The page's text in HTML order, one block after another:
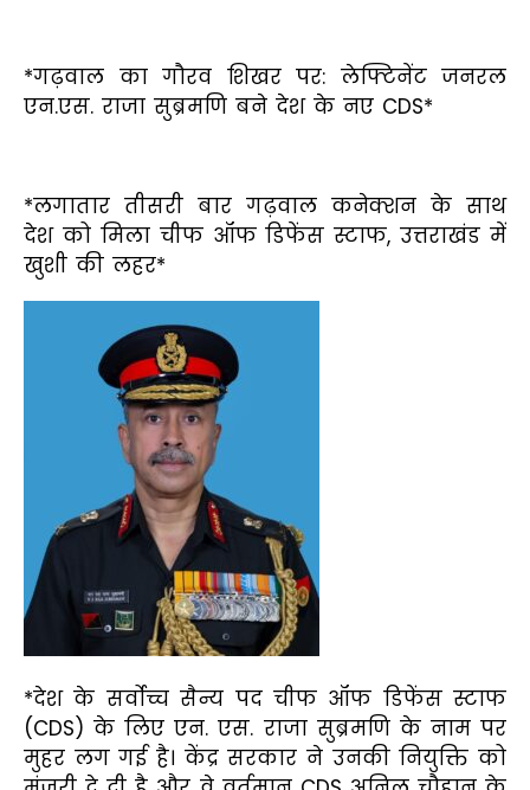
*गढ़वाल का गौरव शिखर पर: लेफ्टिनेंट जनरल
एन.एस. राजा सुब्रमणि बने देश के नए CDS*
*लगातार तीसरी बार गढ़वाल कनेक्शन के साथ
देश को मिला चीफ ऑफ डिफेंस स्टाफ, उत्तराखंड में
खुशी की लहर*
*देश के सर्वोच्च सैन्य पद चीफ ऑफ डिफेंस स्टाफ
(CDS) के लिए एन. एस. राजा सुब्रमणि के नाम पर
मुहर लग गई है। केंद्र सरकार ने उनकी नियुक्ति को